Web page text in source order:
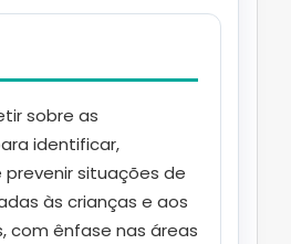
sobre as
identificar,
prevenir situações de
às crianças e aos
com ênfase nas áreas